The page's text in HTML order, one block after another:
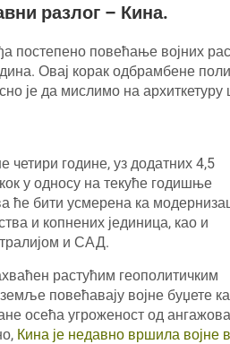
разлог – Кина.
постепено повећање војних
Овај корак одбрамбене
је да мислимо на архиткетуру
године, уз додатних 4,5
у односу на текуће годишње
ће бити усмерена ка
и копнених јединица, као и
и САД.
растућим геополитичким
повећавају војне буџете
осећа угроженост од
Кина је недавно вршила војне